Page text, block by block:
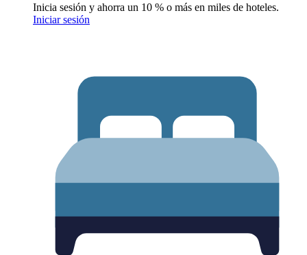
Inicia sesión y ahorra un 10 % o más en miles de hoteles.
Iniciar sesión